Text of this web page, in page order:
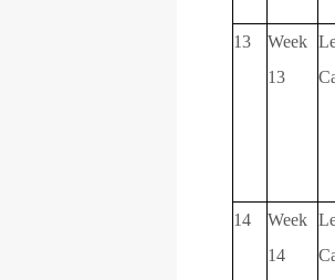
13
Week
13
14
Week
14